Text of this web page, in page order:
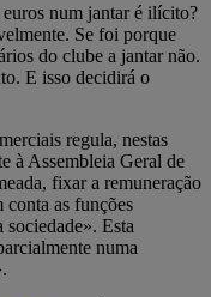
num jantar é ilícito?
Se foi porque
do clube a jantar não.
E isso decidirá o
regula, nestas
à Assembleia Geral de
fixar a remuneração
conta as funções
sociedade». Esta
numa